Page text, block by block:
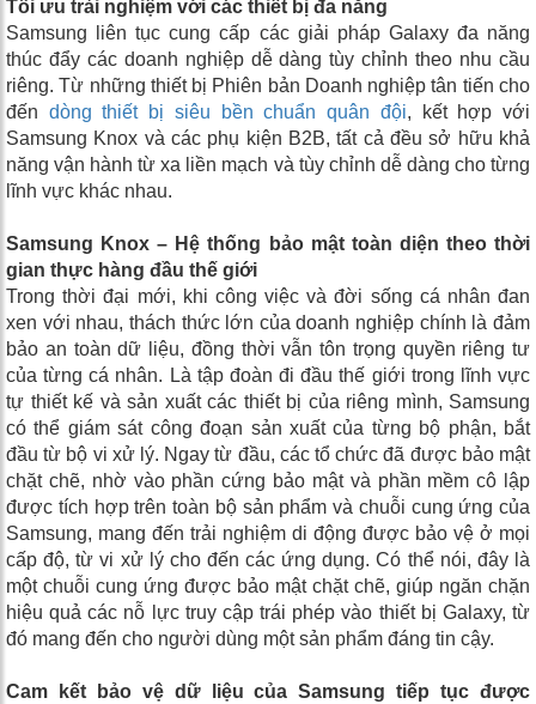
Tối ưu trải nghiệm với các thiết bị đa năng
Samsung liên tục cung cấp các giải pháp Galaxy đa năng
thúc đẩy các doanh nghiệp dễ dàng tùy chỉnh theo nhu cầu
riêng. Từ những thiết bị Phiên bản Doanh nghiệp tân tiến cho
đến dòng thiết bị siêu bền chuẩn quân đội, kết hợp với
Samsung Knox và các phụ kiện B2B, tất cả đều sở hữu khả
năng vận hành từ xa liền mạch và tùy chỉnh dễ dàng cho từng
lĩnh vực khác nhau.
Samsung Knox – Hệ thống bảo mật toàn diện theo thời
gian thực hàng đầu thế giới
Trong thời đại mới, khi công việc và đời sống cá nhân đan
xen với nhau, thách thức lớn của doanh nghiệp chính là đảm
bảo an toàn dữ liệu, đồng thời vẫn tôn trọng quyền riêng tư
của từng cá nhân. Là tập đoàn đi đầu thế giới trong lĩnh vực
tự thiết kế và sản xuất các thiết bị của riêng mình, Samsung
có thể giám sát công đoạn sản xuất của từng bộ phận, bắt
đầu từ bộ vi xử lý. Ngay từ đầu, các tổ chức đã được bảo mật
chặt chẽ, nhờ vào phần cứng bảo mật và phần mềm cô lập
được tích hợp trên toàn bộ sản phẩm và chuỗi cung ứng của
Samsung, mang đến trải nghiệm di động được bảo vệ ở mọi
cấp độ, từ vi xử lý cho đến các ứng dụng. Có thể nói, đây là
một chuỗi cung ứng được bảo mật chặt chẽ, giúp ngăn chặn
hiệu quả các nỗ lực truy cập trái phép vào thiết bị Galaxy, từ
đó mang đến cho người dùng một sản phẩm đáng tin cậy.
Cam kết bảo vệ dữ liệu của Samsung tiếp tục được